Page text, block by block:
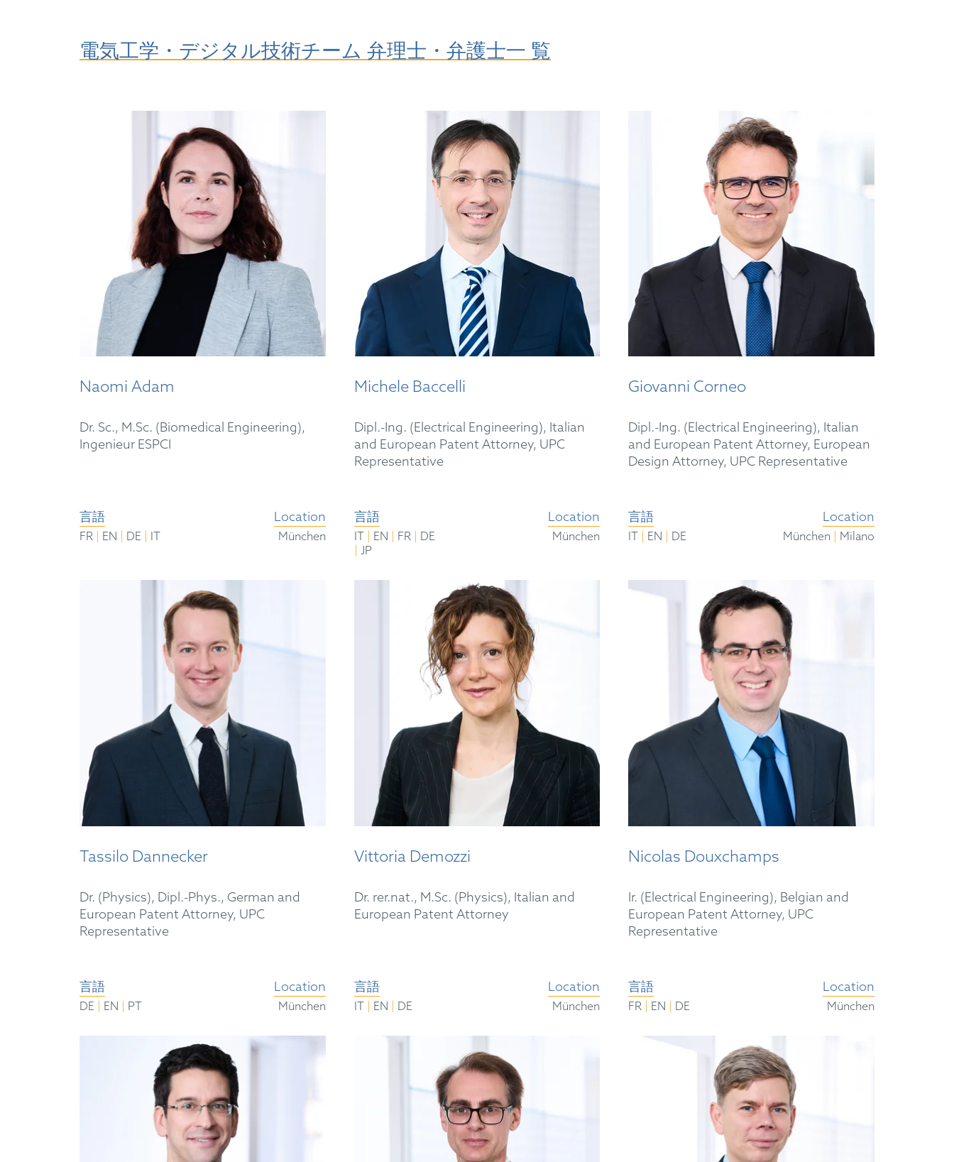
電気工学・デジタル技術チーム 弁理士・弁護士一 覧
Naomi Adam
Dr. Sc., M.Sc. (Biomedical Engineering),
Ingenieur ESPCI
言語
FR EN DE IT
Location
München
Michele Baccelli
Dipl.-Ing. (Electrical Engineering), Italian
and European Patent Attorney, UPC
Representative
言語
IT EN FR
DE
JP
Location
München
Giovanni Corneo
Dipl.-Ing. (Electrical Engineering), Italian
and European Patent Attorney, European
Design Attorney, UPC Representative
言語
IT EN DE
Location
München Milano
Tassilo Dannecker
Dr. (Physics), Dipl.-Phys., German and
European Patent Attorney, UPC
Representative
言語
DE EN PT
Location
München
Vittoria Demozzi
Dr. rer.nat., M.Sc. (Physics), Italian and
European Patent Attorney
言語
IT EN DE
Location
München
Nicolas Douxchamps
Ir. (Electrical Engineering), Belgian and
European Patent Attorney, UPC
Representative
言語
FR EN DE
Location
München